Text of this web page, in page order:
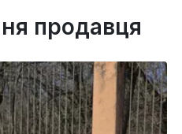
продавця